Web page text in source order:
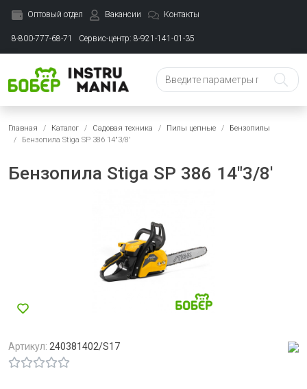
Оптовый отдел Вакансии Контакты
8-800-777-68-71 Сервис-центр: 8-921-141-01-35
Главная Каталог Садовая техника Пилы цепные
Бензопилы
Бензопила Stiga SP 386 14"3/8'
Бензопила Stiga SP 386 14"3/8'
Артикул: 240381402/S17